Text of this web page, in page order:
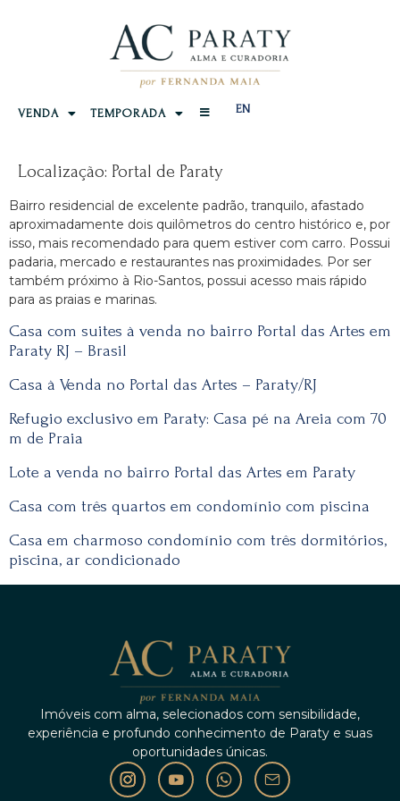
VENDA TEMPORADA EN
Localização: Portal de Paraty
Bairro residencial de excelente padrão, tranquilo, afastado
aproximadamente dois quilômetros do centro histórico e, por
isso, mais recomendado para quem estiver com carro. Possui
padaria, mercado e restaurantes nas proximidades. Por ser
também próximo à Rio-Santos, possui acesso mais rápido
para as praias e marinas.
Casa com suites à venda no bairro Portal das Artes em
Paraty RJ – Brasil
Casa à Venda no Portal das Artes – Paraty/RJ
Refugio exclusivo em Paraty: Casa pé na Areia com 70
m de Praia
Lote a venda no bairro Portal das Artes em Paraty
Casa com três quartos em condomínio com piscina
Casa em charmoso condomínio com três dormitórios,
piscina, ar condicionado
Imóveis com alma, selecionados com sensibilidade,
experiência e profundo conhecimento de Paraty e suas
oportunidades únicas.